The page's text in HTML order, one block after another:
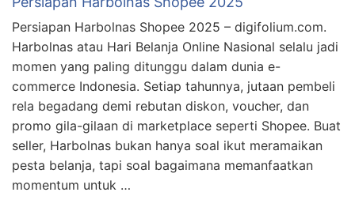
Persiapan Harbolnas Shopee 2025 – digifolium.com.
Harbolnas atau Hari Belanja Online Nasional selalu jadi
momen yang paling ditunggu dalam dunia e-
commerce Indonesia. Setiap tahunnya, jutaan pembeli
rela begadang demi rebutan diskon, voucher, dan
promo gila-gilaan di marketplace seperti Shopee. Buat
seller, Harbolnas bukan hanya soal ikut meramaikan
pesta belanja, tapi soal bagaimana memanfaatkan
momentum untuk …